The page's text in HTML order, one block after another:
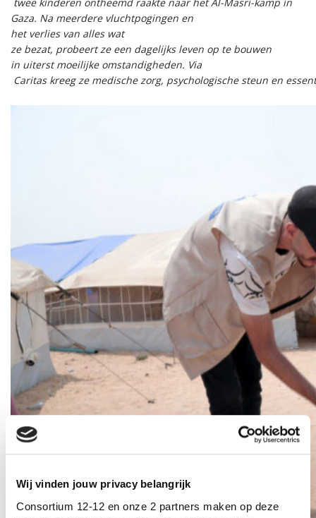
Wij vinden jouw privacy belangrijk
Consortium 12-12 en onze 2 partners maken op deze
Gaza. Na meerdere vluchtpogingen en
het verlies van alles wat
ze bezat, probeert ze een dagelijks leven op te bouwen
in uiterst moeilijke omstandigheden. Via
Caritas kreeg ze medische zorg, psychologische steun en